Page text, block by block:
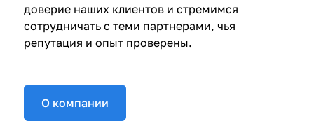
доверие наших клиентов и стремимся
сотрудничать с теми партнерами, чья
репутация и опыт проверены.
О компании